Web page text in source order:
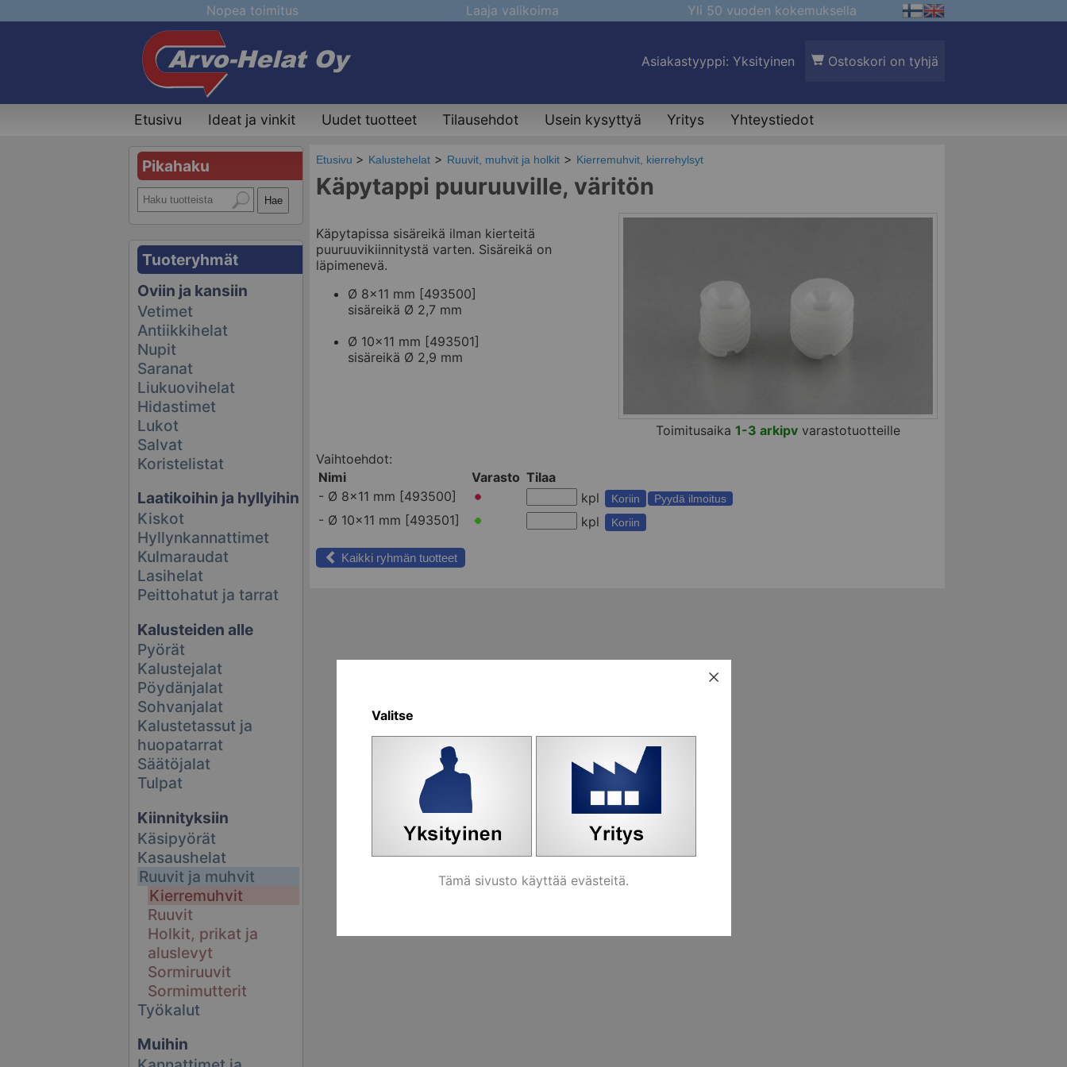
Nopea toimitus Laaja valikoima Yli 50 vuoden kokemuksella
Asiakastyyppi: Yksityinen Ostoskori on tyhjä
Etusivu Ideat ja vinkit Uudet tuotteet Tilausehdot Usein kysyttyä Yritys Yhteystiedot
Pikahaku
Tuoteryhmät
Oviin ja kansiin
Vetimet
Antiikkihelat
Nupit
Saranat
Liukuovihelat
Hidastimet
Lukot
Salvat
Koristelistat
Laatikoihin ja hyllyihin
Kiskot
Hyllynkannattimet
Kulmaraudat
Lasihelat
Peittohatut ja tarrat
Kalusteiden alle
Pyörät
Kalustejalat
Pöydänjalat
Sohvanjalat
Kalustetassut ja
huopatarrat
Säätöjalat
Tulpat
Kiinnityksiin
Käsipyörät
Kasaushelat
Ruuvit ja muhvit
Kierremuhvit
Ruuvit
Holkit, prikat ja
aluslevyt
Sormiruuvit
Sormimutterit
Työkalut
Muihin
Etusivu Kalustehelat Ruuvit, muhvit ja holkit Kierremuhvit, kierrehylsyt
Käpytappi puuruuville, väritön
Käpytapissa sisäreikä ilman kierteitä
puuruuvikiinnitystä varten. Sisäreikä on
läpimenevä.
Ø 8x11 mm [493500]
sisäreikä Ø 2,7 mm
Ø 10x11 mm [493501]
sisäreikä Ø 2,9 mm
Toimitusaika 1-3 arkipvvarastotuotteille
Vaihtoehdot:
Nimi
Varasto Tilaa
- Ø 8x11 mm [493500] kpl Koriin Pyydä ilmoitus
- Ø 10x11 mm [493501] kpl Koriin
Kaikki ryhmän tuotteet
Valitse
Tämä sivusto käyttää evästeitä.